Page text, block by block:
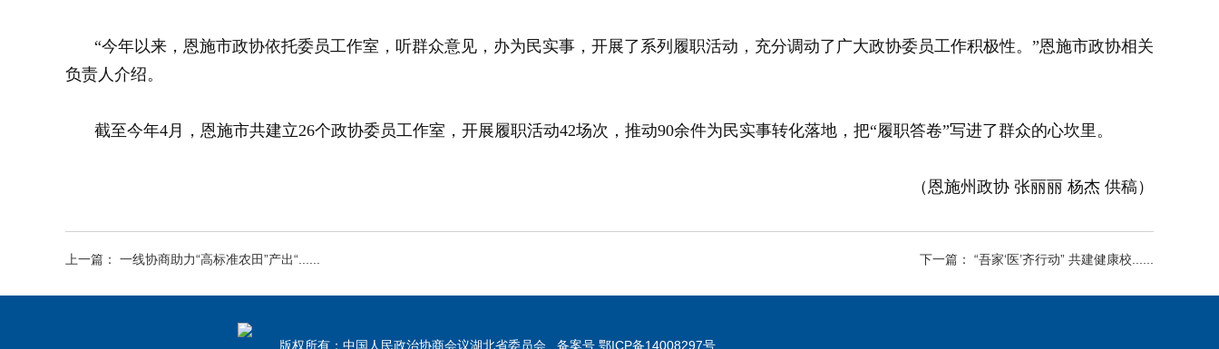
“今年以来，恩施市政协依托委员工作室，听群众意见，办为民实事，开展了系列履职活动，充分调动了广大政协委员工作积极性。”恩施市政协相关
负责人介绍。
截至今年4月，恩施市共建立26个政协委员工作室，开展履职活动42场次，推动90余件为民实事转化落地，把“履职答卷”写进了群众的心坎里。
（恩施州政协 张丽丽 杨杰 供稿）
上一篇： 一线协商助力“高标准农田”产出“...... 下一篇： “吾家‘医’齐行动” 共建健康校......
版权所有：中国人民政治协商会议湖北省委员会 备案号 鄂ICP备14008297号